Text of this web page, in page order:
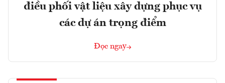
điều phối vật liệu xây dựng phục vụ
các dự án trọng điểm
Đọc ngay